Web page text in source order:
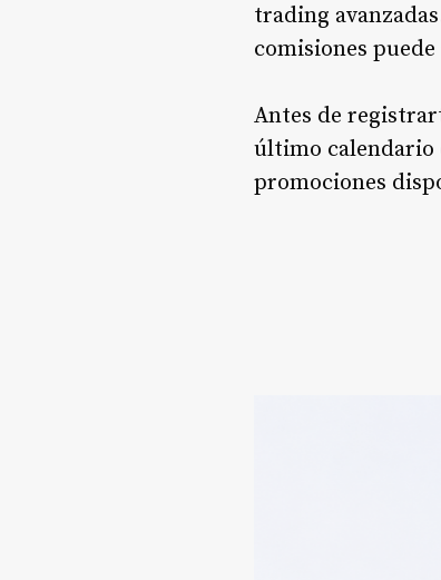
trading
comisiones
Antes de
último calendario
promociones